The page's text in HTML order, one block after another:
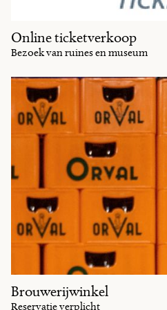
Online ticketverkoop
Bezoek van ruines en museum
Brouwerijwinkel
Reservatie verplicht